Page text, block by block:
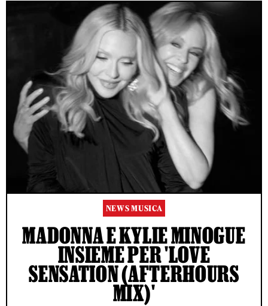
NEWS MUSICA
MADONNA E KYLIE MINOGUE
INSIEME PER 'LOVE
SENSATION (AFTERHOURS
MIX)'